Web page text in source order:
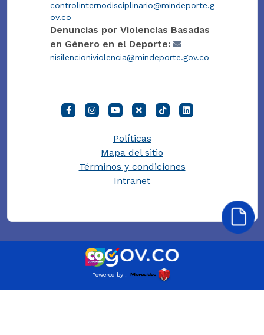
controlinternodisciplinario@mindeporte.g
ov.co
Denuncias por Violencias Basadas
en Género en el Deporte:
nisilencioniviolencia@mindeporte.gov.co
Políticas
Mapa del sitio
Términos y condiciones
Intranet
Powered by :